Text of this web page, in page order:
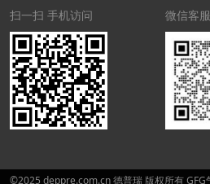
扫一扫 手机访问
微信客
©2025 deppre.com.cn 德普瑞 版权所有 GFG